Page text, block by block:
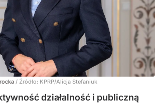
/ Źródło: KPRP/Alicja Stefaniuk
działalność i publiczną